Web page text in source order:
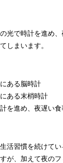
光で時計を進め
しまいます。
ある脳時計
ある末梢時計
を進め、夜遅い
活習慣を続けて
が、加えて夜の